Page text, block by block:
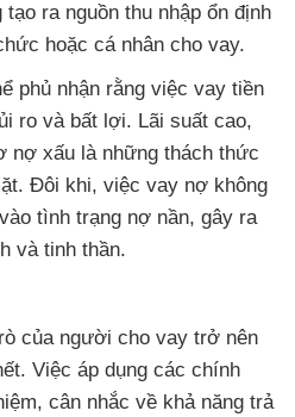
ra nguồn thu nhập ổn định
hoặc cá nhân cho vay.
phủ nhận rằng việc vay tiền
ro và bất lợi. Lãi suất cao,
nợ xấu là những thách thức
Đôi khi, việc vay nợ không
tình trạng nợ nần, gây ra
và tinh thần.
của người cho vay trở nên
Việc áp dụng các chính
cân nhắc về khả năng trả